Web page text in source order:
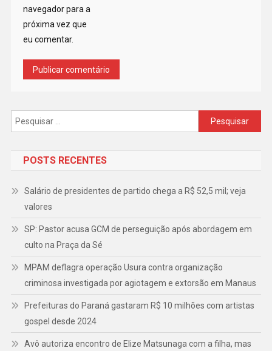
navegador para a
próxima vez que
eu comentar.
Pesquisar
por:
POSTS RECENTES
Salário de presidentes de partido chega a R$ 52,5 mil; veja
valores
SP: Pastor acusa GCM de perseguição após abordagem em
culto na Praça da Sé
MPAM deflagra operação Usura contra organização
criminosa investigada por agiotagem e extorsão em Manaus
Prefeituras do Paraná gastaram R$ 10 milhões com artistas
gospel desde 2024
Avô autoriza encontro de Elize Matsunaga com a filha, mas